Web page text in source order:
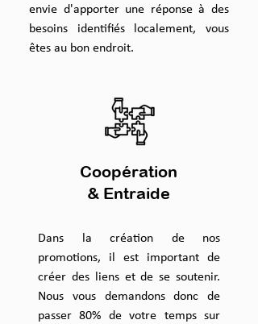
envie d'apporter une réponse à des
besoins identifiés localement, vous
êtes au bon endroit.
Coopération
& Entraide
Dans la création de nos
promotions, il est important de
créer des liens et de se soutenir.
Nous vous demandons donc de
passer 80% de votre temps sur